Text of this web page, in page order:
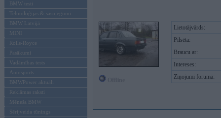
BMW testi
Tehnoloģijas & sasniegumi
BMW Latvijā
MINI
Rolls-Royce
Pasākumi
Vadāmības tests
Autosports
BMWPower aktuāli
Reklāmas raksti
Mēneša BMW
Sērijveida tūnings
Lietotājvārds:
Pilsēta:
Braucu ar:
Intereses:
Ziņojumi forumā: